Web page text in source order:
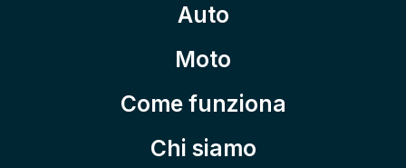
Auto
Moto
Come funziona
Chi siamo